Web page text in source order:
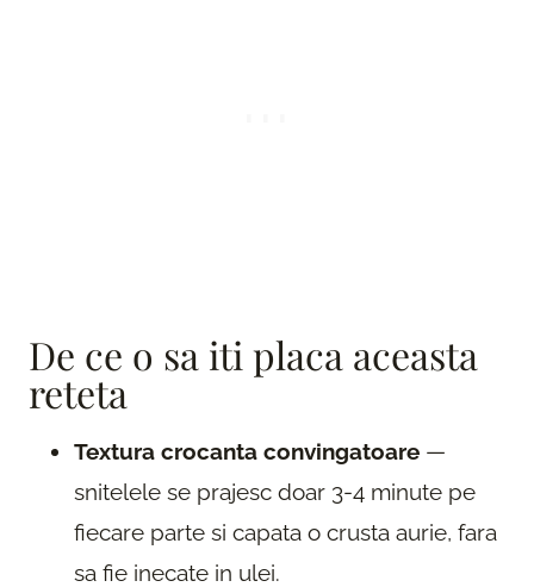
De ce o sa iti placa aceasta
reteta
Textura crocanta convingatoare —
snitelele se prajesc doar 3-4 minute pe
fiecare parte si capata o crusta aurie, fara
sa fie inecate in ulei.